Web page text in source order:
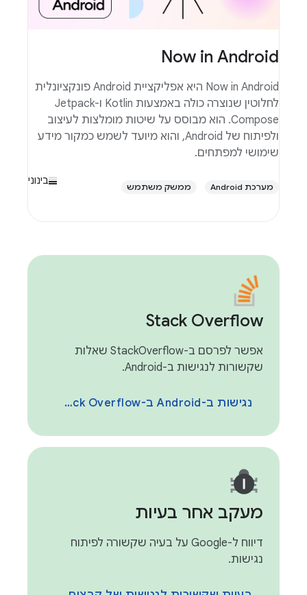
Now in Android
Now in Android היא אפליקציית Android פונקציונלית
לחלוטין שנוצרה כולה באמצעות Kotlin ו-Jetpack
Compose. הוא מבוסס על שיטות מומלצות לעיצוב
ולפיתוח של Android, והוא מיועד לשמש כמקור מידע
שימושי למפתחים.
מערכת Android ממשק משתמש
בינוני
Stack Overflow
אפשר לפרסם ב-StackOverflow שאלות
שקשורות לנגישות ב-Android.
נגישות ב-Android ב-Stack Overflow
מעקב אחר בעיות
דיווח ל-Google על בעיה שקשורה לפיתוח
נגישות.